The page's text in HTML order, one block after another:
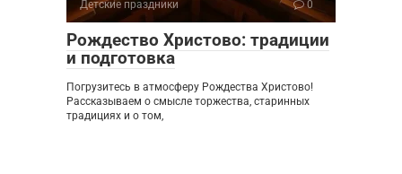
Детские праздники 0
Рождество Христово: традиции
и подготовка
Погрузитесь в атмосферу Рождества Христово!
Рассказываем о смысле торжества, старинных
традициях и о том,